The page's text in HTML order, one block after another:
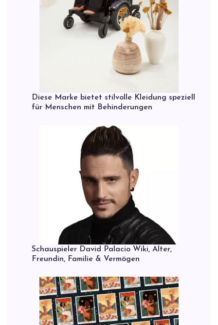
Diese Marke bietet stilvolle Kleidung speziell
für Menschen mit Behinderungen
Schauspieler David Palacio Wiki, Alter,
Freundin, Familie & Vermögen